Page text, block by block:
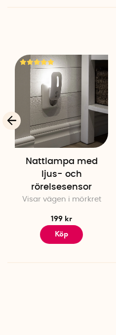
Nattlampa med
ljus- och
rörelsesensor
Visar vägen i mörkret
199 kr
Köp